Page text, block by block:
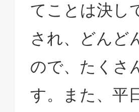
てことは決し
され、どんど
ので、たくさ
す。また、平